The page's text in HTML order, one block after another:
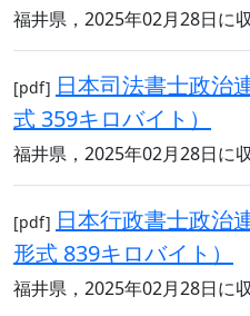
福井県，2025年02月28日に
[pdf] 日本司法書士政治
式 359キロバイト）
福井県，2025年02月28日に
[pdf] 日本行政書士政治
形式 839キロバイト）
福井県，2025年02月28日に